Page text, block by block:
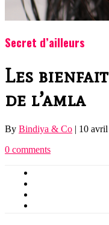
Secret d’ailleurs
Les
de l’amla
By Bindiya & Co | 10
0 comments